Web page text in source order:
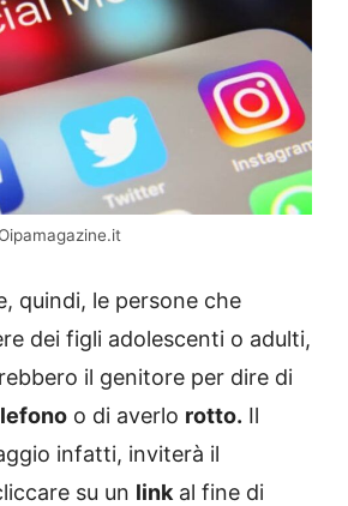
quindi, le persone che
dei figli adolescenti o adulti,
il genitore per dire di
o di averlo rotto. Il
infatti, inviterà il
su un link al fine di